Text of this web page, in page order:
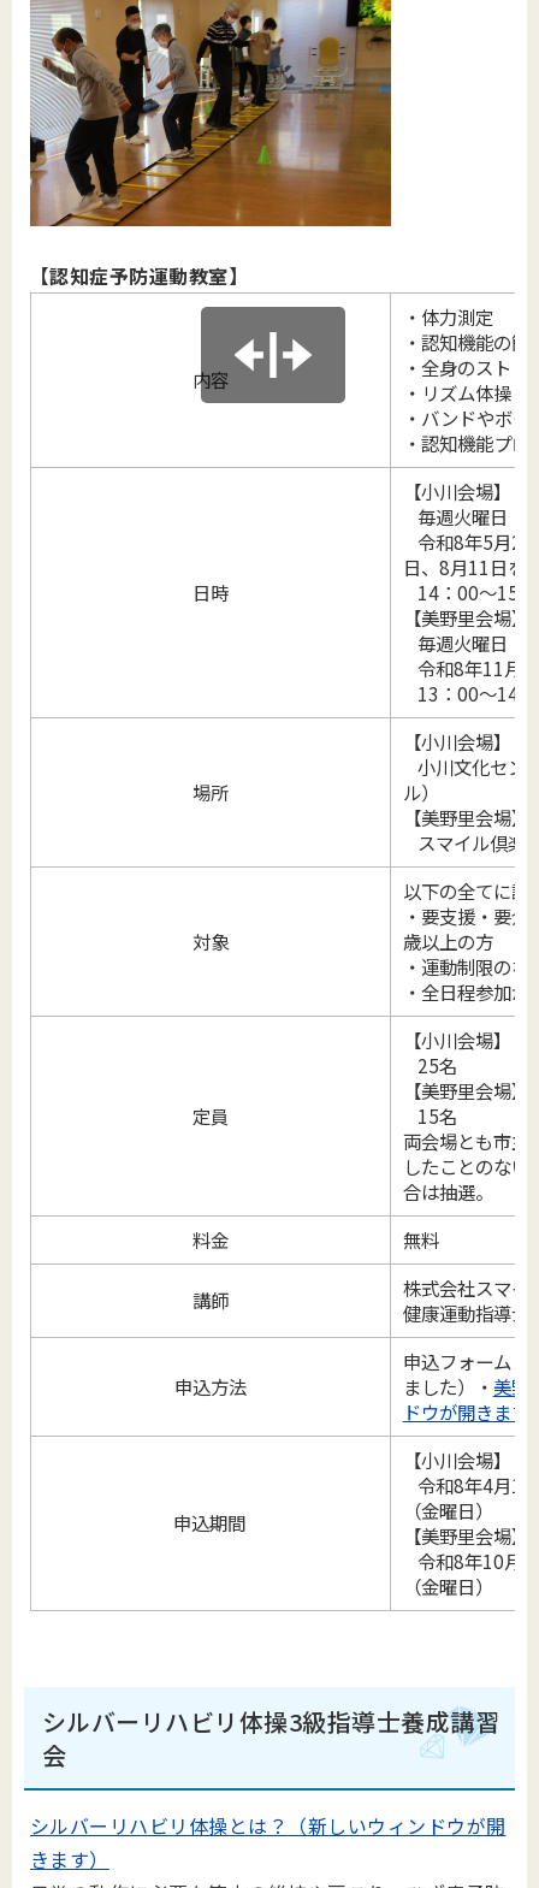
【認知症予防運動教室】
内容
・体力測定
・認知機能の簡
・全身のストレ
・リズム体操
・バンドやボ
・認知機能プロ
日時
【小川会場】
毎週火曜日 全
令和8年5月26
日、8月11日を
14：00～15
【美野里会場】
毎週火曜日 全
令和8年11月
13：00～14
場所
【小川会場】
小川文化セン
ル）
【美野里会場】
スマイル倶楽
対象
以下の全てに該
・要支援・要
歳以上の方
・運動制限のな
・全日程参加
定員
【小川会場】
25名
【美野里会場】
15名
両会場とも市主
したことのない
合は抽選。
料金
無料
講師
株式会社スマイ
健康運動指導士
申込方法
申込フォーム（
ました）・ 美野
ドウが開きます
申込期間
【小川会場】
令和8年4月13
（金曜日）
【美野里会場】
令和8年10月5
（金曜日）
シルバーリハビリ体操3級指導士養成講習
会
シルバーリハビリ体操とは？
（新しいウィンドウが開
きます）